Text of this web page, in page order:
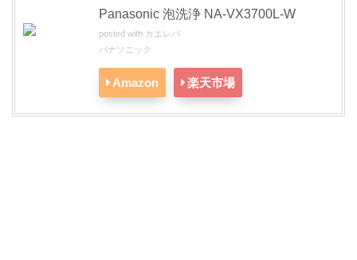
Panasonic 泡洗浄 NA-VX3700L-W
posted with カエレバ
パナソニック
Amazon 楽天市場